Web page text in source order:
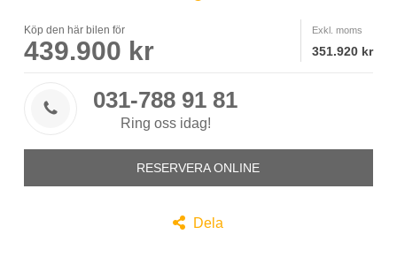
Köp den här bilen för
439.900 kr
Exkl. moms
351.920 kr
 031-788 91 81
Ring oss idag!
RESERVERA ONLINE
 Dela